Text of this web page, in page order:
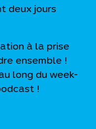
deux jours
à la prise
ensemble !
long du week-
!